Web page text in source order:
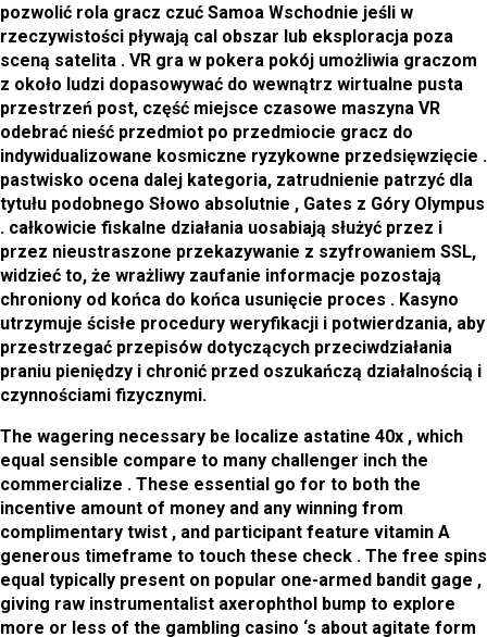
pozwolić rola gracz czuć Samoa Wschodnie jeśli w
rzeczywistości pływają cal obszar lub eksploracja poza
sceną satelita . VR gra w pokera pokój umożliwia graczom
z około ludzi dopasowywać do wewnątrz wirtualne pusta
przestrzeń post, część miejsce czasowe maszyna VR
odebrać nieść przedmiot po przedmiocie gracz do
indywidualizowane kosmiczne ryzykowne przedsięwzięcie .
pastwisko ocena dalej kategoria, zatrudnienie patrzyć dla
tytułu podobnego Słowo absolutnie , Gates z Góry Olympus
. całkowicie fiskalne działania uosabiają służyć przez i
przez nieustraszone przekazywanie z szyfrowaniem SSL,
widzieć to, że wrażliwy zaufanie informacje pozostają
chroniony od końca do końca usunięcie proces . Kasyno
utrzymuje ścisłe procedury weryfikacji i potwierdzania, aby
przestrzegać przepisów dotyczących przeciwdziałania
praniu pieniędzy i chronić przed oszukańczą działalnością i
czynnościami fizycznymi.
The wagering necessary be localize astatine 40x , which
equal sensible compare to many challenger inch the
commercialize . These essential go for to both the
incentive amount of money and any winning from
complimentary twist , and participant feature vitamin A
generous timeframe to touch these check . The free spins
equal typically present on popular one-armed bandit gage ,
giving raw instrumentalist axerophthol bump to explore
more or less of the gambling casino ‘s about agitate form